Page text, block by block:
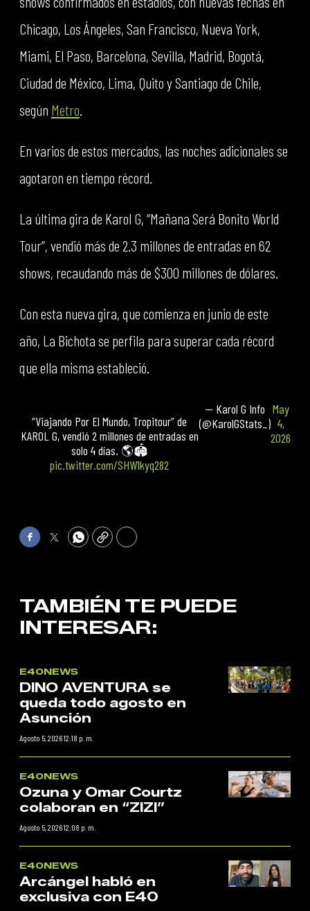
Chicago, Los Ángeles, San Francisco, Nueva York,
Miami, El Paso, Barcelona, Sevilla, Madrid, Bogotá,
Ciudad de México, Lima, Quito y Santiago de Chile,
según Metro
En varios de estos mercados, las noches adicionales se
agotaron en tiempo récord.
La última gira de Karol G, “Mañana Será Bonito World
Tour”, vendió más de 2.3 millones de entradas en 62
shows, recaudando más de $300 millones de dólares.
Con esta nueva gira, que comienza en junio de este
año, La Bichota se perfila para superar cada récord
que ella misma estableció.
“Viajando Por El Mundo, Tropitour” de
KAROL G, vendió 2 millones de entradas en
solo 4 días. 🌎🏟️
pic.twitter.com/SHW1kyq282
— Karol G Info
(@KarolGStats_)
May
4,
2026
FacebookTwitterWhatsApp
Copy Print
TAMBIÉN TE PUEDE
INTERESAR:
E40NEWS
DINO AVENTURA se
queda todo agosto en
Asunción
Agosto 5, 2026 12:18 p. m.
E40NEWS
Ozuna y Omar Courtz
colaboran en “ZIZI”
Agosto 5, 2026 12:08 p. m.
E40NEWS
Arcángel habló en
exclusiva con E40